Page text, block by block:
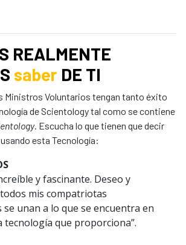
REALMENTE
saber DE TI
Ministros Voluntarios tengan tanto éxito
de Scientology tal como se contiene
. Escucha lo que tienen que decir
esta Tecnología:
y fascinante. Deseo y
mis compatriotas
unan a lo que se encuentra en
tecnología que proporciona”.